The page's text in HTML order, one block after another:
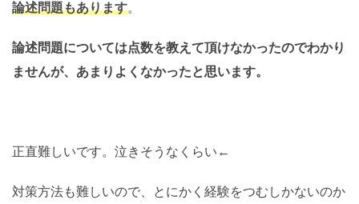
論述問題もあります。
論述問題については点数を教えて頂けなかったのでわかり
ませんが、あまりよくなかったと思います。
正直難しいです。泣きそうなくらい←
対策方法も難しいので、とにかく経験をつむしかないのか